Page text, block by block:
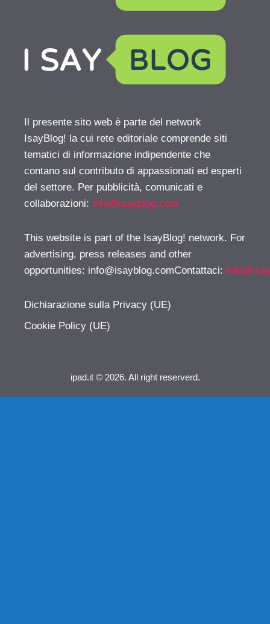
Il presente sito web è parte del network
IsayBlog! la cui rete editoriale comprende siti
tematici di informazione indipendente che
contano sul contributo di appassionati ed esperti
del settore. Per pubblicità, comunicati e
collaborazioni: info@isayblog.com
This website is part of the IsayBlog! network. For
advertising, press releases and other
opportunities: info@isayblog.comContattaci:
Dichiarazione sulla Privacy (UE)
Cookie Policy (UE)
ipad.it © 2026. All right reserverd.